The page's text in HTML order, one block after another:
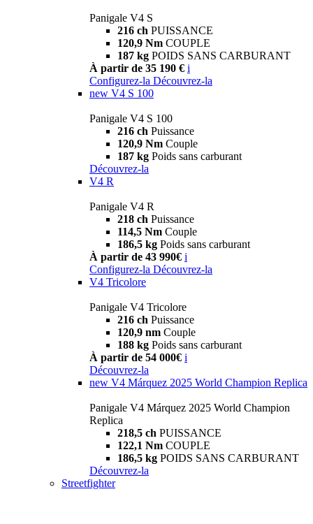
Panigale V4 S
216 ch PUISSANCE
120,9 Nm COUPLE
187 kg POIDS SANS CARBURANT
À partir de 35 190 € i
Configurez-la Découvrez-la
new V4 S 100
Panigale V4 S 100
216 ch Puissance
120,9 Nm Couple
187 kg Poids sans carburant
Découvrez-la
V4 R
Panigale V4 R
218 ch Puissance
114,5 Nm Couple
186,5 kg Poids sans carburant
À partir de 43 990€ i
Configurez-la Découvrez-la
V4 Tricolore
Panigale V4 Tricolore
216 ch Puissance
120,9 nm Couple
188 kg Poids sans carburant
À partir de 54 000€ i
Découvrez-la
new V4 Márquez 2025 World Champion Replica
Panigale V4 Márquez 2025 World Champion
Replica
218,5 ch PUISSANCE
122,1 Nm COUPLE
186,5 kg POIDS SANS CARBURANT
Découvrez-la
Streetfighter